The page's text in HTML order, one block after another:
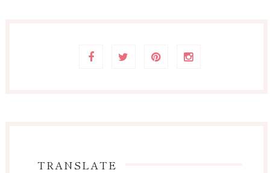
TRANSLATE